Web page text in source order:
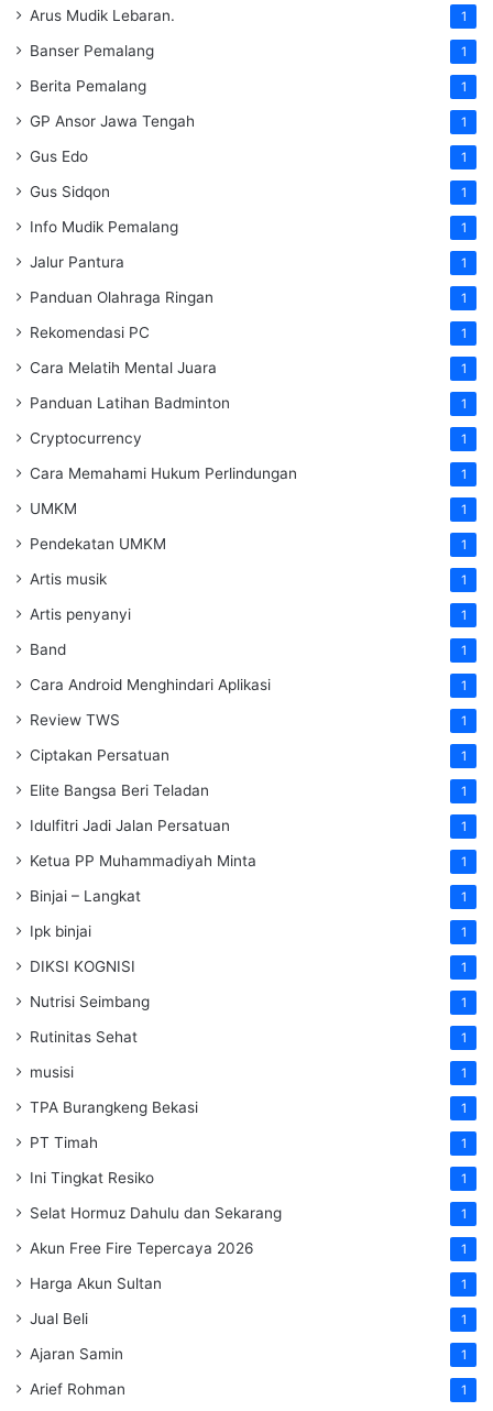
Arus Mudik Lebaran. 1
Banser Pemalang 1
Berita Pemalang 1
GP Ansor Jawa Tengah 1
Gus Edo 1
Gus Sidqon 1
Info Mudik Pemalang 1
Jalur Pantura 1
Panduan Olahraga Ringan 1
Rekomendasi PC 1
Cara Melatih Mental Juara 1
Panduan Latihan Badminton 1
Cryptocurrency 1
Cara Memahami Hukum Perlindungan 1
UMKM 1
Pendekatan UMKM 1
Artis musik 1
Artis penyanyi 1
Band 1
Cara Android Menghindari Aplikasi 1
Review TWS 1
Ciptakan Persatuan 1
Elite Bangsa Beri Teladan 1
Idulfitri Jadi Jalan Persatuan 1
Ketua PP Muhammadiyah Minta 1
Binjai – Langkat 1
Ipk binjai 1
DIKSI KOGNISI 1
Nutrisi Seimbang 1
Rutinitas Sehat 1
musisi 1
TPA Burangkeng Bekasi 1
PT Timah 1
Ini Tingkat Resiko 1
Selat Hormuz Dahulu dan Sekarang 1
Akun Free Fire Tepercaya 2026 1
Harga Akun Sultan 1
Jual Beli 1
Ajaran Samin 1
Arief Rohman 1